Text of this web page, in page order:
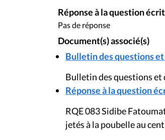
Réponse à la question
Pas de réponse
Document(s) associé(s)
Bulletin des questions et
Bulletin des questions et
Réponse à la question
RQE 083 Sidibe
jetés à la poubelle au